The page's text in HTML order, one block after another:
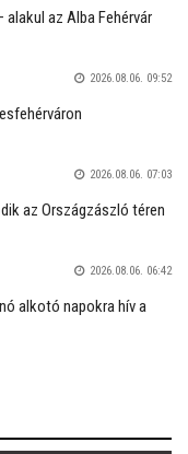
az Alba Fehérvár
2026.08.06. 09:52
2026.08.06. 07:03
az Országzászló téren
2026.08.06. 06:42
alkotó napokra hív a